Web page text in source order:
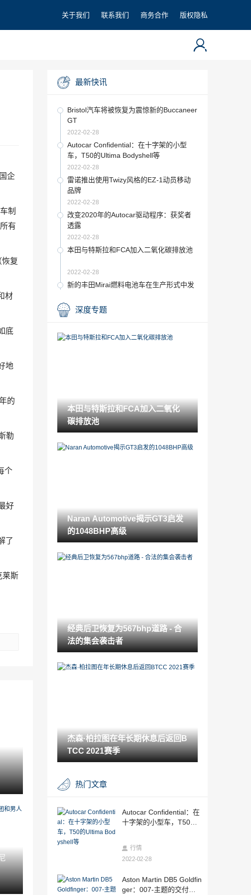
关于我们 联系我们 商务合作 版权隐私
企
制
有
恢复
材
底
地
的
勒
个
好
了
莱斯
最新快讯
Bristol汽车将被恢复为震惊新的Buccaneer
GT
2022-02-28
Autocar Confidential：在十字架的小型
车，T50的Ultima Bodyshell等
2022-02-28
雷诺推出使用Twizy风格的EZ-1动员移动
品牌
2022-02-28
改变2020年的Autocar驱动程序：获奖者
透露
2022-02-28
本田与特斯拉和FCA加入二氧化碳排放池
2022-02-28
新的丰田Mirai燃料电池车在生产形式中发
2022-02-28
2022-02-28
2022-02-28
Naran Automotive揭示GT3启发的1048B
HP高级
2022-02-28
2022-02-27
在行业内：自动驾驶技术困难困难
2022-02-27
从超级跑车到SUV：玛莎拉蒂的Do-or-Die
Revival计划
前梅赛德斯 - 奔驰老板Jurgen Hubbert死
Autocar创建自己的汽车品牌
2022-02-27
21赛季
在英国最古老的保时捷车库里面
2022-02-27
Rakish ID 5和Hot ID 4 GTX到Spearhead
新的保时捷Boxster 25年重新审视其根源
深度专题
本田与特斯拉和FCA加入二氧化
碳排放池
Naran Automotive揭示GT3启发
的1048BHP高级
经典后卫恢复为567bhp道路 - 合
法的集会袭击者
杰森·柏拉图在年长期休息后返回B
TCC 2021赛季
热门文章
Autocar Confidential：在
十字架的小型车，T50的U
行情
2022-02-28
Aston Martin DB5 Goldfin
ger：007-主题的交付特